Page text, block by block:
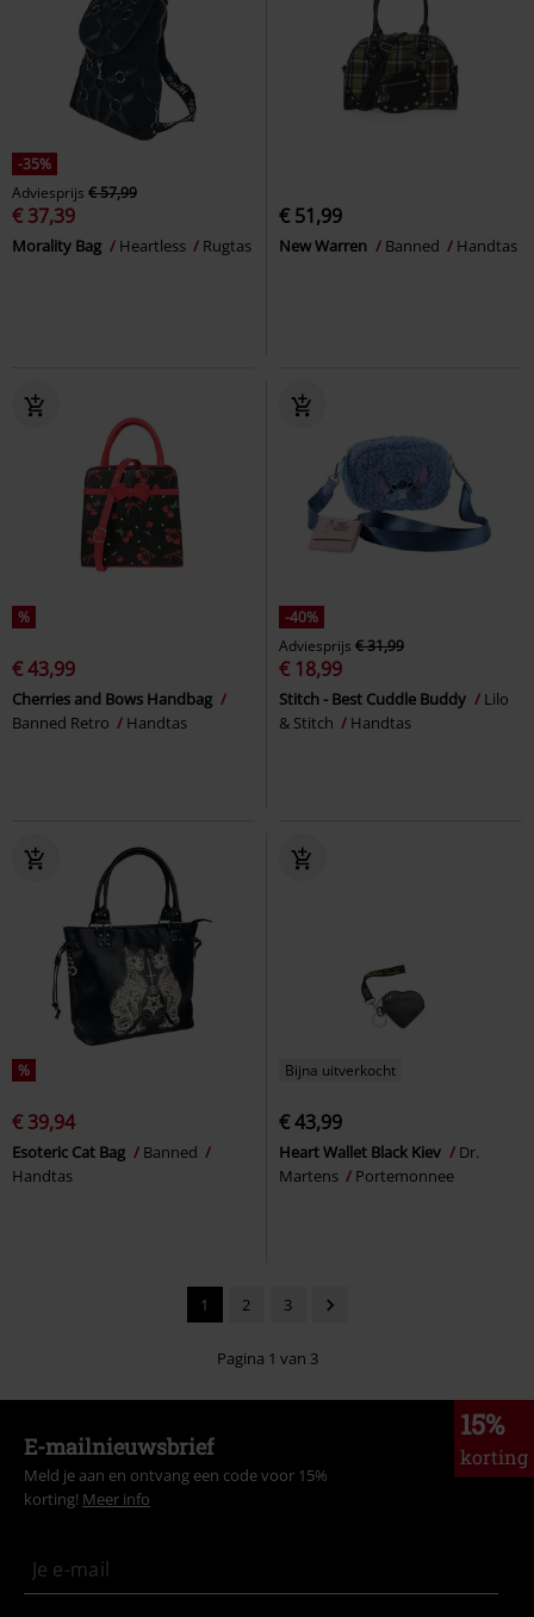
-35%
Adviesprijs € 57,99
€ 37,39
Morality Bag Heartless Rugtas
€ 51,99
New Warren Banned Handtas
%
€ 43,99
Cherries and Bows Handbag
Banned Retro
Handtas
-40%
Adviesprijs € 31,99
€ 18,99
Stitch - Best Cuddle Buddy
Lilo
& Stitch
Handtas
%
€ 39,94
Esoteric Cat Bag
Banned
Handtas
Bijna uitverkocht
€ 43,99
Heart Wallet Black Kiev
Dr.
Martens
Portemonnee
1 2 3
Pagina 1 van 3
15%
korting
E-mailnieuwsbrief
Meld je aan en ontvang een code voor 15%
korting! Meer info